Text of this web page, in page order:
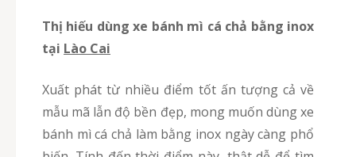
Thị hiếu dùng xe bánh mì cá chả bằng inox
tại Lào Cai
Xuất phát từ nhiều điểm tốt ấn tượng cả về
mẫu mã lẫn độ bền đẹp, mong muốn dùng xe
bánh mì cá chả làm bằng inox ngày càng phổ